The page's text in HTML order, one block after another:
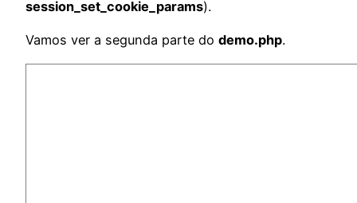
session_set_cookie_params).
Vamos ver a segunda parte do demo.php.